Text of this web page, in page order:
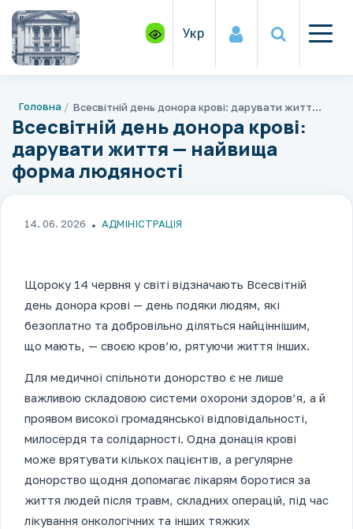
Укр
Головна Всесвітній день донора крові: дарувати життя — найвища форма людяності
Всесвітній день донора крові:
дарувати життя — найвища
форма людяності
14. 06. 2026 АДМІНІСТРАЦІЯ
Щороку 14 червня у світі відзначають Всесвітній
день донора крові — день подяки людям, які
безоплатно та добровільно діляться найціннішим,
що мають, — своєю кров’ю, рятуючи життя інших.
Для медичної спільноти донорство є не лише
важливою складовою системи охорони здоров’я, а й
проявом високої громадянської відповідальності,
милосердя та солідарності. Одна донація крові
може врятувати кількох пацієнтів, а регулярне
донорство щодня допомагає лікарям боротися за
життя людей після травм, складних операцій, під час
лікування онкологічних та інших тяжких